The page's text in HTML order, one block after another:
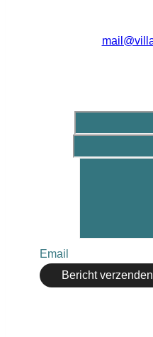
Email
Bericht verzenden